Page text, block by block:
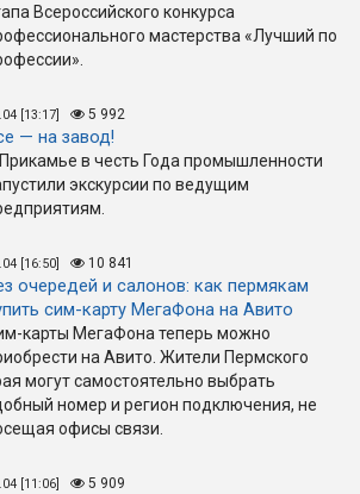
Всероссийского конкурса
мастерства «Лучший по
[13:17] 5 992
— на завод!
в честь Года промышленности
экскурсии по ведущим
[16:50] 10 841
очередей и салонов: как пермякам
сим-карту МегаФона на Авито
карты МегаФона теперь можно
на Авито. Жители Пермского
могут самостоятельно выбрать
номер и регион подключения, не
офисы связи.
[11:06] 5 909